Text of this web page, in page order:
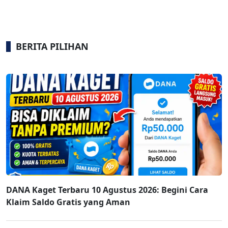
BERITA PILIHAN
DANA Kaget Terbaru 10 Agustus 2026: Begini Cara
Klaim Saldo Gratis yang Aman